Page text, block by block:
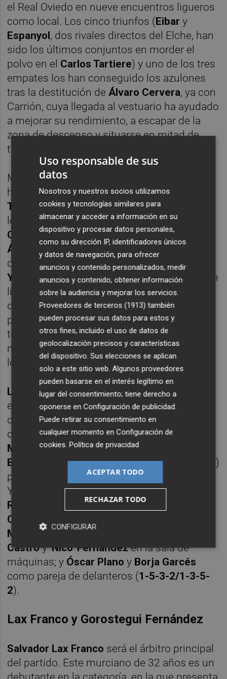
el Real Oviedo en nueve encuentros ligueros
como local. Los cinco triunfos (Eibary
Espanyol, dos rivales directos del Elche, han
sido los últimos conjuntos en morder el
polvo en el Carlos Tartiere) y uno de los tres
empates los han conseguido los azulones
tras la destitución deÁlvaro Cervera, ya con
Carrión, cuya llegada al vestuario ha ayudado
a mejorar su rendimiento, a escapar de la
zona de descenso y situarse en mitad de
tabla.
Mientras que Carrión vuelve a contar con
hasta ocho bajas por lesión (los centrales
Tarín
yCostas, el lateralMario Hernández
los mediocentrosLuismi,Camarasa
Cazorla, el extremoPaulinoy el delantero
Álex Millán
), lo que le llevará a echar mano
del centralJaime Vázquez, el mediocentro
Yayo
y el extremoMario Sesé, jugadores con
licencia delVetusta, Beccacece no podrá
disponer del centralÁlex Martíny del
pivote
John Chetauya, al tiempo que tiene
tocados físicamente al carrileroJosan
mediocentroRaúl 'Guti', al extremoFidel
los delanterosSergio LeónyBorja Garcés
Leo Románen la portería;Lucas,Luengo
exfranjiverdeDani CalvoyAbel Bretones
defensa;JimmyyColombattocomo pareja
de mediocentros;Masca,Seoaney
Moyanocomo trío de mediapuntas; y
Bastón
como referencia ofensiva (
)
podrían integrar esta noche el once azulón.
Y hacer lo propio en el franjiverdeSan
Román
bajo palos;Mario Gaspar
Clerc
Morente como carrileros;
Castroy'Nico' Fernándezen la sala de
máquinas; y Óscar Planoy Borja Garcés
como pareja de delanteros (1-5-3-2/1-3-5-
2).
Lax Franco y Gorostegui Fernández
Salvador Lax Franco será el árbitro principal
del partido. Este murciano de 32 años es un
Uso responsable de sus
datos
Nosotros y nuestros socios utilizamos
cookies y tecnologías similares para
almacenar y acceder a información en su
dispositivo y procesar datos personales,
como su dirección IP, identificadores únicos
y datos de navegación, para ofrecer
anuncios y contenido personalizados, medir
anuncios y contenido, obtener información
sobre la audiencia y mejorar los servicios.
Proveedores de terceros (1913) también
pueden procesar sus datos para estos y
otros fines, incluido el uso de datos de
geolocalización precisos y características
del dispositivo. Sus elecciones se aplican
solo a este sitio web. Algunos proveedores
pueden basarse en el interés legítimo en
lugar del consentimiento; tiene derecho a
oponerse enConfiguración de publicidad.
Puede retirar su consentimiento en
cualquier momento enConfiguración de
cookies.Política de privacidad
ACEPTAR TODO
RECHAZAR TODO
CONFIGURAR